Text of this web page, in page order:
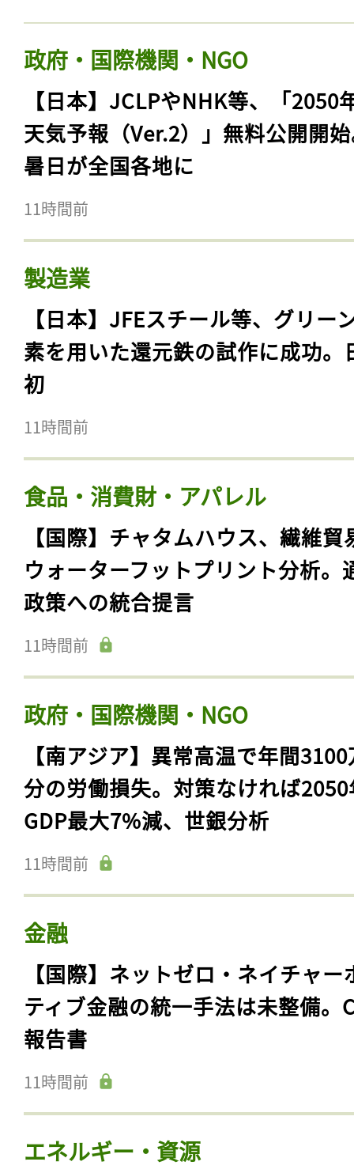
政府・国際機関・NGO
【日本】JCLPやNHK等、「2050
天気予報（Ver.2）」無料公開開
暑日が全国各地に
11時間前
製造業
【日本】JFEスチール等、グリー
素を用いた還元鉄の試作に成功。
初
11時間前
食品・消費財・アパレル
【国際】チャタムハウス、繊維貿
ウォーターフットプリント分析。
政策への統合提言
11時間前
政府・国際機関・NGO
【南アジア】異常高温で年間
分の労働損失。対策なければ
GDP最大7%減、世銀分析
11時間前
金融
【国際】ネットゼロ・ネイチャー
ティブ金融の統一手法は未整備。
報告書
11時間前
エネルギー・資源